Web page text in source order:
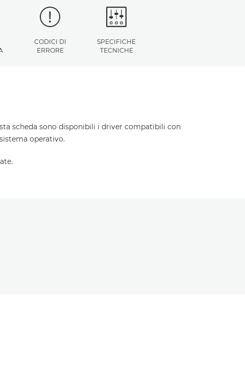
CODICI DI
ERRORE
SPECIFICHE
TECNICHE
scheda sono disponibili i driver compatibili con
operativo.